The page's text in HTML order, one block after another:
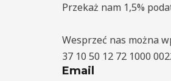
Przekaż nam 1,5%
Wesprzeć nas można
37 10 50 12 72 1000
Email